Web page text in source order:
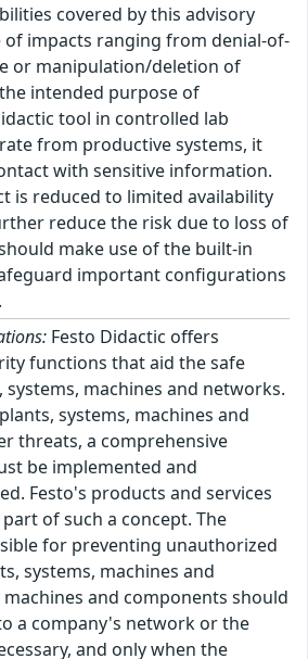
covered by this advisory
of impacts ranging from denial-of-
or manipulation/deletion of
intended purpose of
tool in controlled lab
from productive systems, it
with sensitive information.
is reduced to limited availability
reduce the risk due to loss of
make use of the built-in
important configurations
Festo Didactic offers
functions that aid the safe
machines and networks.
systems, machines and
threats, a comprehensive
be implemented and
Festo's products and services
of such a concept. The
for preventing unauthorized
systems, machines and
and components should
a company's network or the
and only when the